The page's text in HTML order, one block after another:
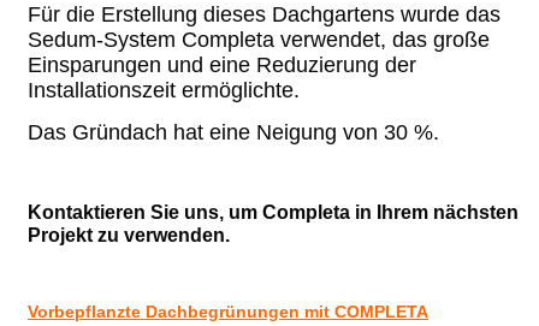
Für die Erstellung dieses Dachgartens wurde das
Sedum-System Completa verwendet, das große
Einsparungen und eine Reduzierung der
Installationszeit ermöglichte.
Das Gründach hat eine Neigung von 30 %.
Kontaktieren Sie uns, um Completa in Ihrem nächsten
Projekt zu verwenden.
Vorbepflanzte Dachbegrünungen mit COMPLETA